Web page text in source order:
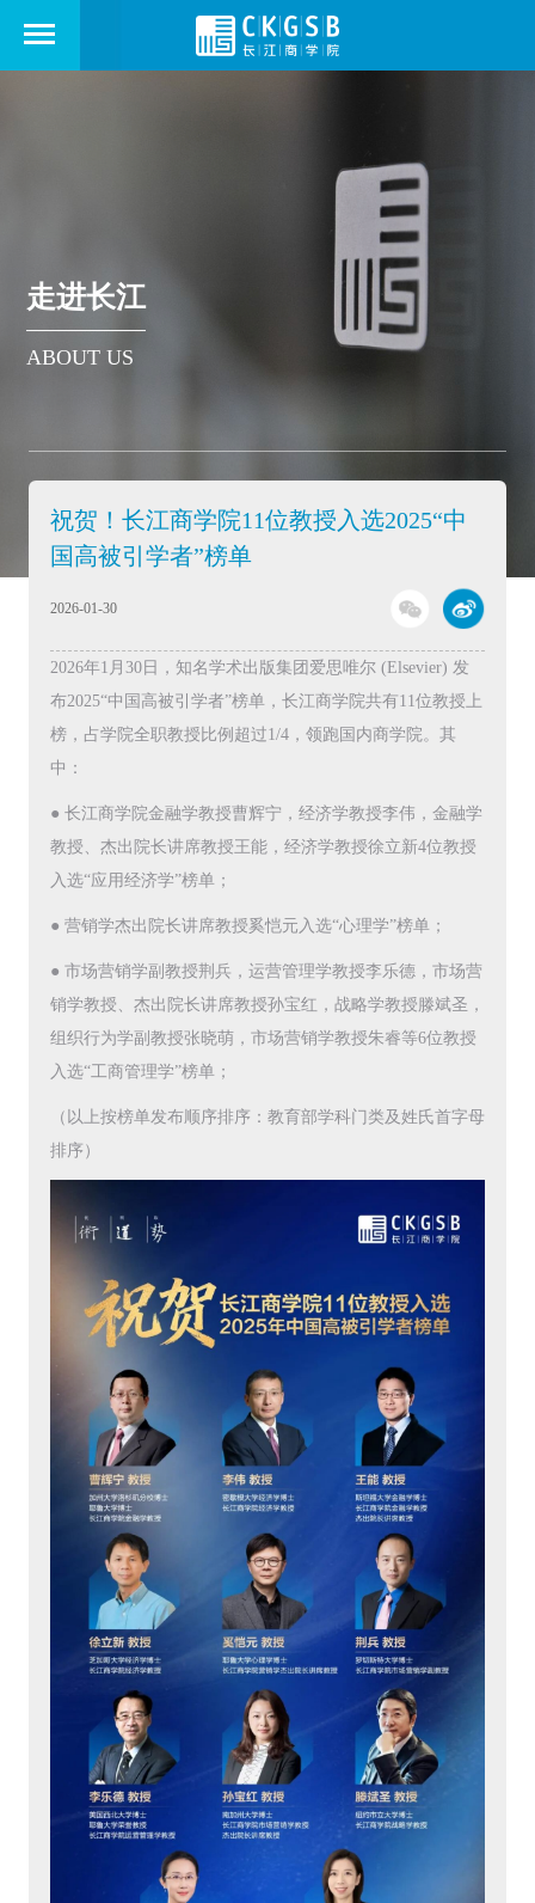
走进长江
ABOUT US
祝贺！长江商学院11位教授入选2025“中
国高被引学者”榜单
2026-01-30
2026年1月30日，知名学术出版集团爱思唯尔 (Elsevier) 发
布2025“中国高被引学者”榜单，长江商学院共有11位教授上
榜，占学院全职教授比例超过1/4，领跑国内商学院。其
中：
● 长江商学院金融学教授曹辉宁，经济学教授李伟，金融学
教授、杰出院长讲席教授王能，经济学教授徐立新4位教授
入选“应用经济学”榜单；
● 营销学杰出院长讲席教授奚恺元入选“心理学”榜单；
● 市场营销学副教授荆兵，运营管理学教授李乐德，市场营
销学教授、杰出院长讲席教授孙宝红，战略学教授滕斌圣，
组织行为学副教授张晓萌，市场营销学教授朱睿等6位教授
入选“工商管理学”榜单；
（以上按榜单发布顺序排序：教育部学科门类及姓氏首字母
排序）